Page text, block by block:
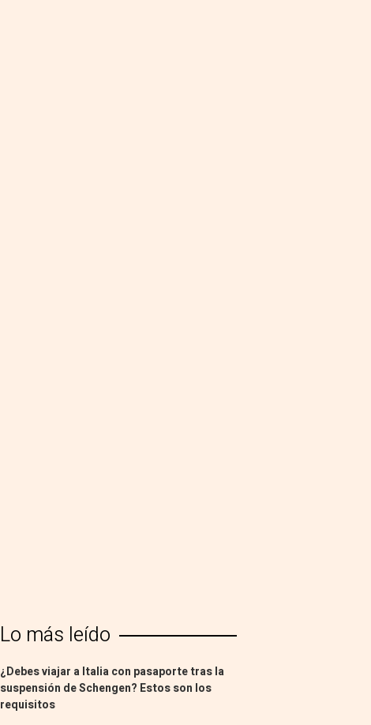
Lo más leído
¿Debes viajar a Italia con pasaporte tras la
suspensión de Schengen? Estos son los
requisitos